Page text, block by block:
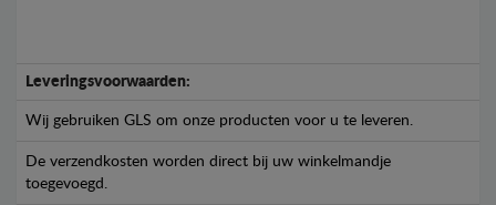
Leveringsvoorwaarden:
Wij gebruiken GLS om onze producten voor u te leveren.
De verzendkosten worden direct bij uw winkelmandje
toegevoegd.